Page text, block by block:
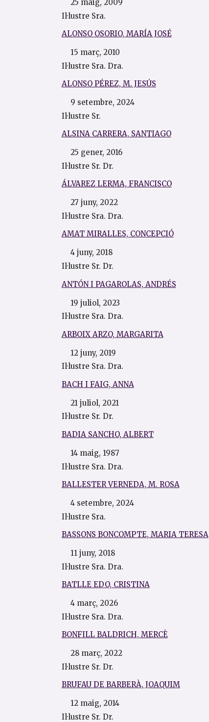
25 maig, 2009
Il·lustre Sra.
ALONSO OSORIO, MARÍA JOSÉ
15 març, 2010
Il·lustre Sra. Dra.
ALONSO PÉREZ, M. JESÚS
9 setembre, 2024
Il·lustre Sr.
ALSINA CARRERA, SANTIAGO
25 gener, 2016
Il·lustre Sr. Dr.
ÁLVAREZ LERMA, FRANCISCO
27 juny, 2022
Il·lustre Sra. Dra.
AMAT MIRALLES, CONCEPCIÓ
4 juny, 2018
Il·lustre Sr. Dr.
ANTÓN I PAGAROLAS, ANDRÉS
19 juliol, 2023
Il·lustre Sra. Dra.
ARBOIX ARZO, MARGARITA
12 juny, 2019
Il·lustre Sra. Dra.
BACH I FAIG, ANNA
21 juliol, 2021
Il·lustre Sr. Dr.
BADIA SANCHO, ALBERT
14 maig, 1987
Il·lustre Sra. Dra.
BALLESTER VERNEDA, M. ROSA
4 setembre, 2024
Il·lustre Sra.
BASSONS BONCOMPTE, MARIA TERESA
11 juny, 2018
Il·lustre Sra. Dra.
BATLLE EDO, CRISTINA
4 març, 2026
Il·lustre Sra. Dra.
BONFILL BALDRICH, MERCÈ
28 març, 2022
Il·lustre Sr. Dr.
BRUFAU DE BARBERÀ, JOAQUIM
12 maig, 2014
Il·lustre Sr. Dr.